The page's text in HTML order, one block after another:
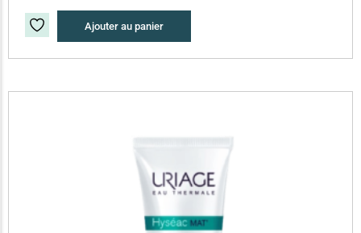
Ajouter au panier